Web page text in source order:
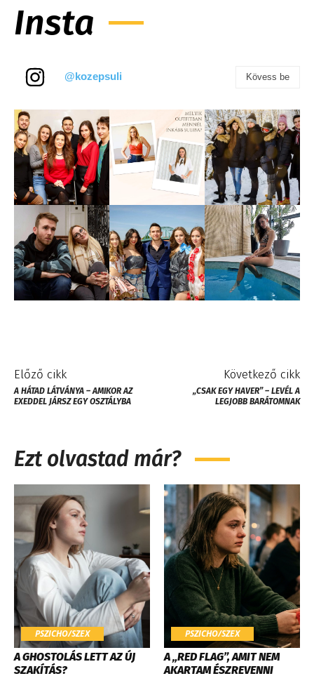
Insta
@kozepsuli Kövess be
Előző cikk
A HÁTAD LÁTVÁNYA – AMIKOR AZ
EXEDDEL JÁRSZ EGY OSZTÁLYBA
Következő cikk
„CSAK EGY HAVER” – LEVÉL A
LEGJOBB BARÁTOMNAK
Ezt olvastad már?
PSZICHO/SZEX
A GHOSTOLÁS LETT AZ ÚJ
SZAKÍTÁS?
PSZICHO/SZEX
A „RED FLAG”, AMIT NEM
AKARTAM ÉSZREVENNI